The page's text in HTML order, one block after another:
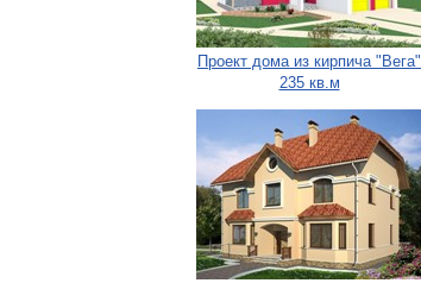
Проект дома из кирпича "Вега"
235 кв.м